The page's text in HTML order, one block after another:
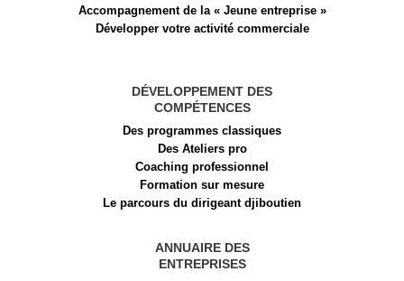
Accompagnement de la « Jeune entreprise »
Développer votre activité commerciale
DÉVELOPPEMENT DES
COMPÉTENCES
Des programmes classiques
Des Ateliers pro
Coaching professionnel
Formation sur mesure
Le parcours du dirigeant djiboutien
ANNUAIRE DES
ENTREPRISES